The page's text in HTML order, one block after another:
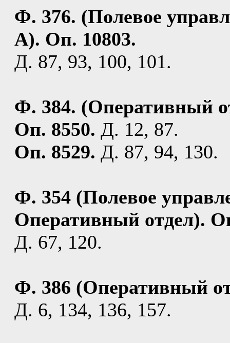
Ф. 376. (Полевое
А). Оп. 10803.
Д. 87, 93, 100, 101.
Ф. 384. (Оперативный
Оп. 8550. Д. 12, 87.
Оп. 8529. Д. 87, 94, 130.
Ф. 354 (Полевое
Оперативный отдел).
Д. 67, 120.
Ф. 386 (Оперативный
Д. 6, 134, 136, 157.